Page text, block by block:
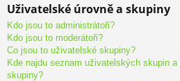
Uživatelské úrovně a skupiny
Kdo jsou to administrátoři?
Kdo jsou to moderátoři?
Co jsou to uživatelské skupiny?
Kde najdu seznam uživatelských skupin
skupiny?